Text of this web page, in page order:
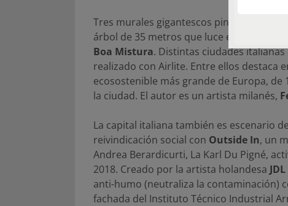
Tres murales gigantescos pintados con
árbol de 35 metros que luce en el Paseo
Boa Mistura. Distintas ciudades
realizado con Airlite. Entre ellos destaca
ecosostenible más grande de Europa,
la ciudad. El autor es un artista milanés,
La capital italiana también es escenario
reivindicación social con Outside In, un
Andrea Berardicurti, La Karl Du Pigné,
2018. Creado por la artista holandesa JDL
anti-humo (neutraliza la contaminación)
fachada del Instituto Técnico Industrial